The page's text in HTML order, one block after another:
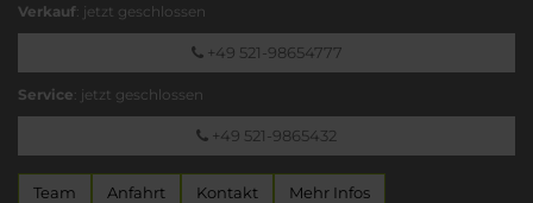
Verkauf: jetzt geschlossen
+49 521-98654777
Service: jetzt geschlossen
+49 521-9865432
Team Anfahrt Kontakt Mehr Infos